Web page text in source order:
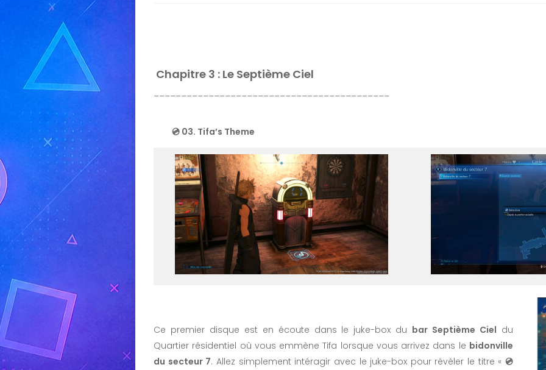
Chapitre 3 : Le Septième Ciel
___________________________________________
💿 03. Tifa’s Theme
Ce premier disque est en écoute dans le juke-box du bar Septième Ciel du
Quartier résidentiel où vous emmène Tifa lorsque vous arrivez dans le bidonville
du secteur 7. Allez simplement intéragir avec le juke-box pour révéler le titre «💿